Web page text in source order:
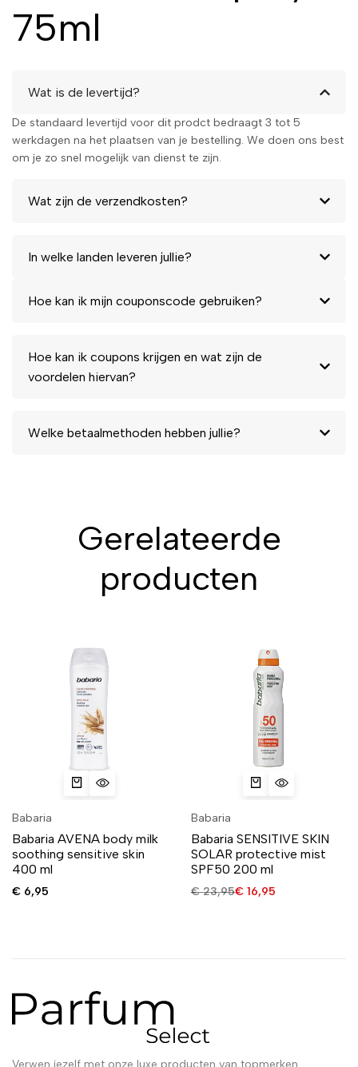
75ml
Wat is de levertijd?
De standaard levertijd voor dit prodct bedraagt 3 tot 5
werkdagen na het plaatsen van je bestelling. We doen ons best
om je zo snel mogelijk van dienst te zijn.
Wat zijn de verzendkosten?
In welke landen leveren jullie?
Hoe kan ik mijn couponscode gebruiken?
Hoe kan ik coupons krijgen en wat zijn de
voordelen hiervan?
Welke betaalmethoden hebben jullie?
Gerelateerde
producten
Babaria
Babaria AVENA body milk
soothing sensitive skin
400 ml
€ 6,95
Babaria
Babaria SENSITIVE SKIN
SOLAR protective mist
SPF50 200 ml
€23,95€ 16,95